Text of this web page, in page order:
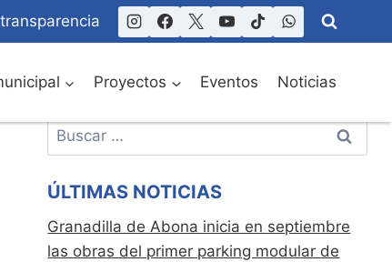
Proyectos Eventos Noticias
Buscar:
ÚLTIMAS NOTICIAS
Granadilla de Abona inicia en septiembre
las obras del primer parking modular de